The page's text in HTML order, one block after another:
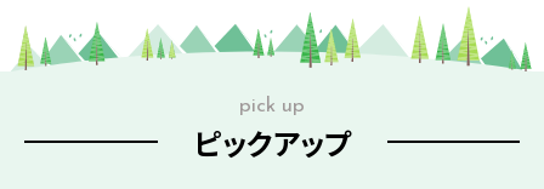
pick up
ピックアップ